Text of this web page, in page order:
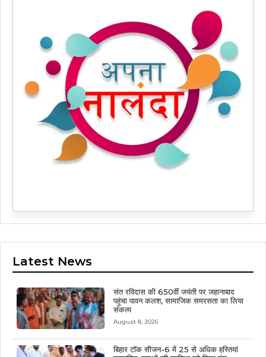
Latest News
संत रविदास की 650वीं जयंती पर जहानाबाद
पहुंचा पावन कलश, सामाजिक समरसता का लिया
संकल्प
August 8, 2026
बिहार टॉक सीजन-6 में 25 से अधिक हस्तियां